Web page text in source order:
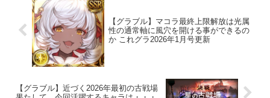
【グラブル】マコラ最終上限解放は光属
性の通常軸に風穴を開ける事ができるの
か これグラ2026年1月号更新
【グラブル】近づく2026年最初の古戦場